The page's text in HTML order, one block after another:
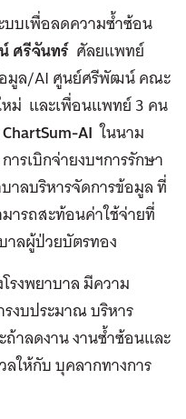
บเพื่อลดความซ้ำซ้อน
ศรีจันทร์ ศัลยแพทย์
มูล/AI ศูนย์ศรีพัฒน์ คณะ
ม่ และเพื่อนแพทย์ 3 คน
ChartSum-AI ในนาม
รเบิกจ่ายงบฯการรักษา
าลบริหารจัดการข้อมูล ที่
ารถสะท้อนค่าใช้จ่ายที่
าลผู้ป่วยบัตรทอง
รงพยาบาล มีความ
งบประมาณ บริหาร
าลดงาน งานซ้ำซ้อนและ
ลให้กับ บุคลากทางการ